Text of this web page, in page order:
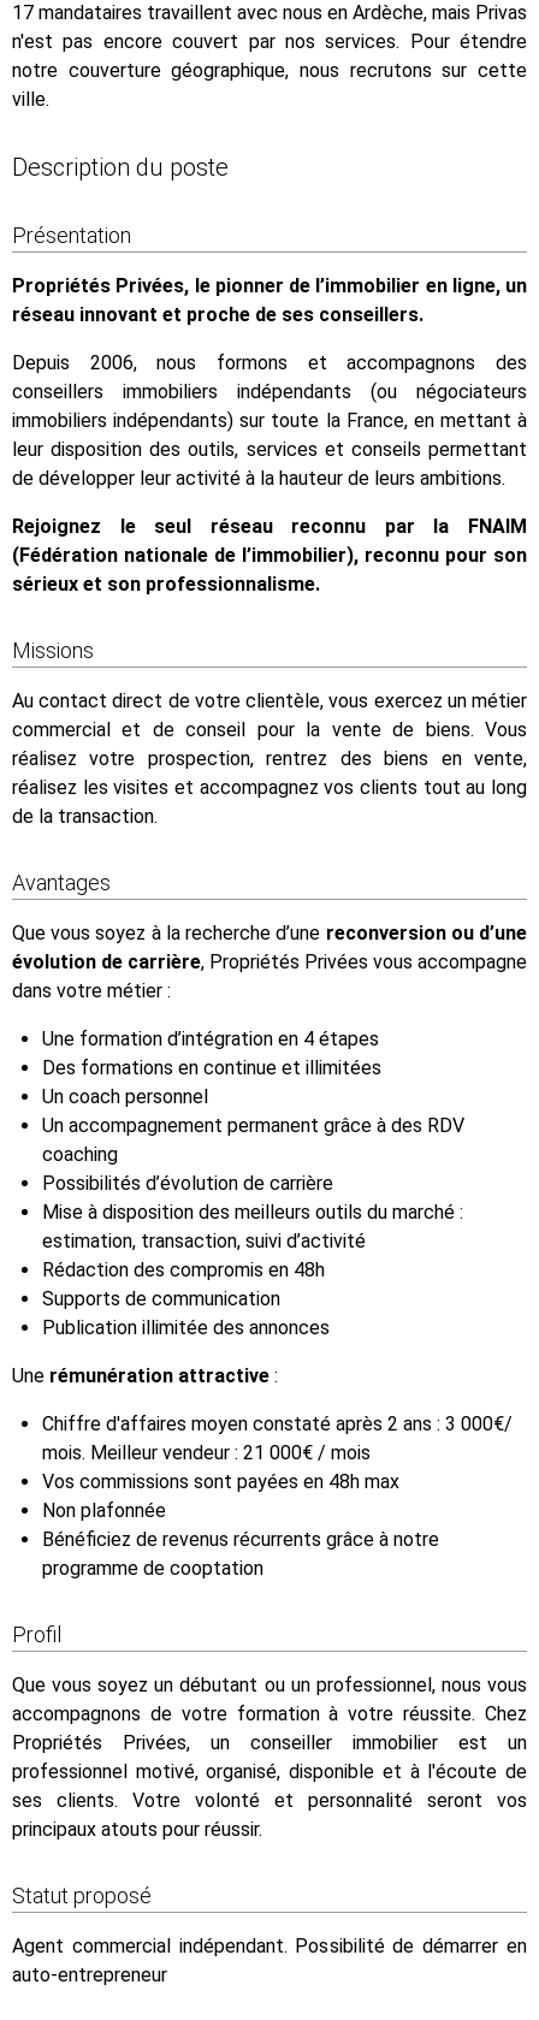
17 mandataires travaillent avec nous en Ardèche, mais Privas
n'est pas encore couvert par nos services. Pour étendre
notre couverture géographique, nous recrutons sur cette
ville.
Description du poste
Présentation
Propriétés Privées, le pionner de l’immobilier en ligne, un
réseau innovant et proche de ses conseillers.
Depuis 2006, nous formons et accompagnons des
conseillers immobiliers indépendants (ou négociateurs
immobiliers indépendants) sur toute la France, en mettant à
leur disposition des outils, services et conseils permettant
de développer leur activité à la hauteur de leurs ambitions.
Rejoignez le seul réseau reconnu par la FNAIM
(Fédération nationale de l’immobilier), reconnu pour son
sérieux et son professionnalisme.
Missions
Au contact direct de votre clientèle, vous exercez un métier
commercial et de conseil pour la vente de biens. Vous
réalisez votre prospection, rentrez des biens en vente,
réalisez les visites et accompagnez vos clients tout au long
de la transaction.
Avantages
Que vous soyez à la recherche d’une reconversion ou d’une
évolution de carrière, Propriétés Privées vous accompagne
dans votre métier :
Une formation d’intégration en 4 étapes
Des formations en continue et illimitées
Un coach personnel
Un accompagnement permanent grâce à des RDV
coaching
Possibilités d’évolution de carrière
Mise à disposition des meilleurs outils du marché :
estimation, transaction, suivi d’activité
Rédaction des compromis en 48h
Supports de communication
Publication illimitée des annonces
Une rémunération attractive :
Chiffre d'affaires moyen constaté après 2 ans : 3 000€/
mois. Meilleur vendeur : 21 000€ / mois
Vos commissions sont payées en 48h max
Non plafonnée
Bénéficiez de revenus récurrents grâce à notre
programme de cooptation
Profil
Que vous soyez un débutant ou un professionnel, nous vous
accompagnons de votre formation à votre réussite. Chez
Propriétés Privées, un conseiller immobilier est un
professionnel motivé, organisé, disponible et à l'écoute de
ses clients. Votre volonté et personnalité seront vos
principaux atouts pour réussir.
Statut proposé
Agent commercial indépendant. Possibilité de démarrer en
auto-entrepreneur